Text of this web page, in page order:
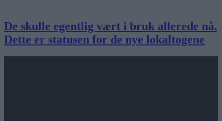
De skulle egentlig vært i bruk allerede nå.
Dette er statusen for de nye lokaltogene